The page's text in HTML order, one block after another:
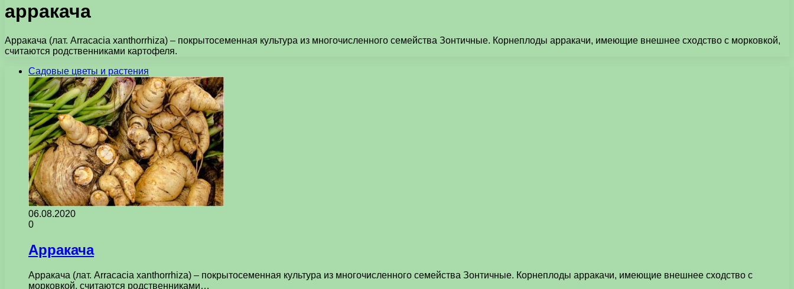
арракача
Арракача (лат. Arracacia xanthorrhiza) – покрытосеменная культура из многочисленного семейства Зонтичные. Корнеплоды арракачи, имеющие внешнее сходство с морковкой,
считаются родственниками картофеля.
Садовые цветы и растения
06.08.2020
0
Арракача
Арракача (лат. Arracacia xanthorrhiza) – покрытосеменная культура из многочисленного семейства Зонтичные. Корнеплоды арракачи, имеющие внешнее сходство с
морковкой, считаются родственниками…